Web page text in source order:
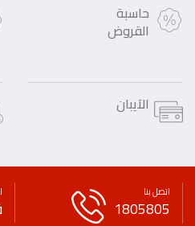
حاسبة
القروض
الآيبان
اتصل بنا
1805805